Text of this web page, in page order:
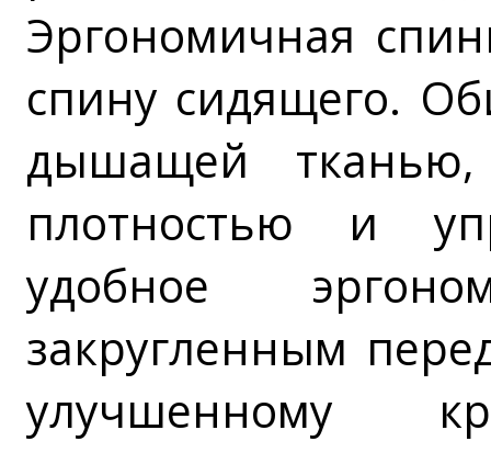
Эргономичная
спину сидящего.
дышащей
плотностью и
удобное
закругленным
улучшенному